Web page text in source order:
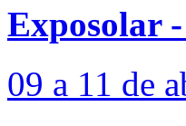
Exposolar
09 a 11 de